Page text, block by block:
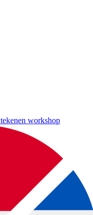
tekenen workshop